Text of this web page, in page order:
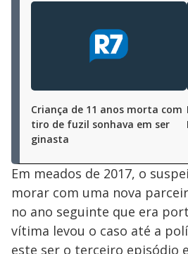
Criança de 11 anos morta com
tiro de fuzil sonhava em ser
ginasta
Em meados de 2017, o
morar com uma nova
no ano seguinte que era
vítima levou o caso até a
este ser o terceiro episódio